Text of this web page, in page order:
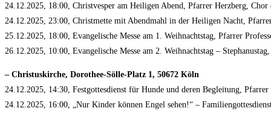
24.12.2025, 18:00, Christvesper am Heiligen Abend, Pfarrer Herzberg,
24.12.2025, 23:00, Christmette mit Abendmahl in der Heiligen Nacht,
25.12.2025, 18:00, Evangelische Messe am 1. Weihnachtstag, Pfarrer
26.12.2025, 10:00, Evangelische Messe am 2. Weihnachtstag –
– Christuskirche, Dorothee-Sölle-Platz 1, 50672 Köln
24.12.2025, 14:30, Festgottesdienst für Hunde und deren Begleitung,
24.12.2025, 16:00, „Nur Kinder können Engel sehen!“ –